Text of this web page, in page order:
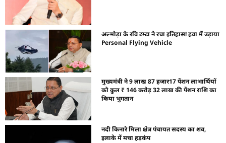
अल्मोड़ा के रवि टम्टा ने रचा इतिहास! हवा में उड़ाया
Personal Flying Vehicle
मुख्यमंत्री ने 9 लाख 87 हजार17 पेंशन लाभार्थियों
को कुल ₹ 146 करोड़ 32 लाख की पेंशन राशि का
किया भुगतान
नदी किनारे मिला क्षेत्र पंचायत सदस्य का शव,
इलाके में मचा हड़कंप